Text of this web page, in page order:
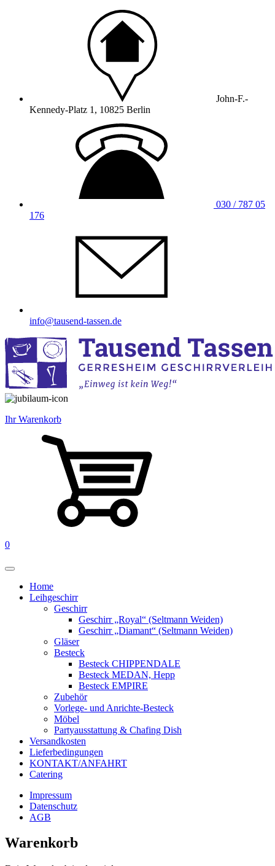
John-F.-
Kennedy-Platz 1, 10825 Berlin
030 / 787 05
176
info@tausend-tassen.de
Ihr Warenkorb
0
Home
Leihgeschirr
Geschirr
Geschirr „Royal“ (Seltmann Weiden)
Geschirr „Diamant“ (Seltmann Weiden)
Gläser
Besteck
Besteck CHIPPENDALE
Besteck MEDAN, Hepp
Besteck EMPIRE
Zubehör
Vorlege- und Anrichte-Besteck
Möbel
Partyausstattung & Chafing Dish
Versandkosten
Lieferbedingungen
KONTAKT/ANFAHRT
Catering
Impressum
Datenschutz
AGB
Warenkorb